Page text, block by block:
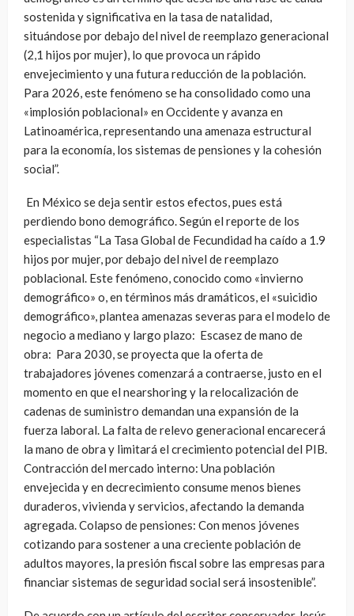
sostenida y significativa en la tasa de natalidad,
situándose por debajo del nivel de reemplazo generacional
(2,1 hijos por mujer), lo que provoca un rápido
envejecimiento y una futura reducción de la población.
Para 2026, este fenómeno se ha consolidado como una
«implosión poblacional» en Occidente y avanza en
Latinoamérica, representando una amenaza estructural
para la economía, los sistemas de pensiones y la cohesión
social”.
En México se deja sentir estos efectos, pues está
perdiendo bono demográfico. Según el reporte de los
especialistas “La Tasa Global de Fecundidad ha caído a 1.9
hijos por mujer, por debajo del nivel de reemplazo
poblacional. Este fenómeno, conocido como «invierno
demográfico» o, en términos más dramáticos, el «suicidio
demográfico», plantea amenazas severas para el modelo de
negocio a mediano y largo plazo: Escasez de mano de
obra: Para 2030, se proyecta que la oferta de
trabajadores jóvenes comenzará a contraerse, justo en el
momento en que el nearshoring y la relocalización de
cadenas de suministro demandan una expansión de la
fuerza laboral. La falta de relevo generacional encarecerá
la mano de obra y limitará el crecimiento potencial del PIB.
Contracción del mercado interno: Una población
envejecida y en decrecimiento consume menos bienes
duraderos, vivienda y servicios, afectando la demanda
agregada. Colapso de pensiones: Con menos jóvenes
cotizando para sostener a una creciente población de
adultos mayores, la presión fiscal sobre las empresas para
financiar sistemas de seguridad social será insostenible”.